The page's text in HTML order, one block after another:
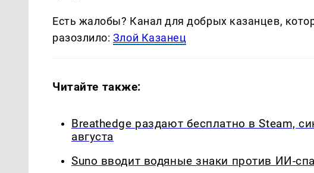
Есть жалобы? Канал для добрых казанцев,
разозлило: Злой Казанец
Читайте также:
Breathedge раздают бесплатно в Steam,
августа
Suno вводит водяные знаки против ИИ-